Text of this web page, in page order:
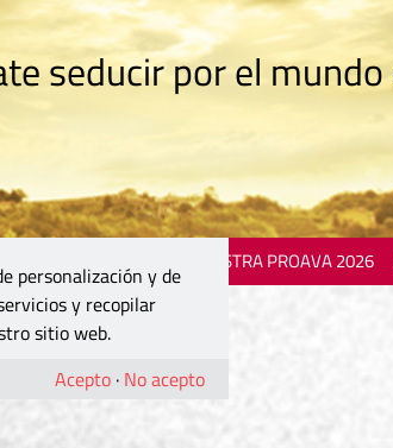
seducir por el
MOSTRA PROAVA 2026
personalización y de
y recopilar
sitio web.
Acepto · No acepto